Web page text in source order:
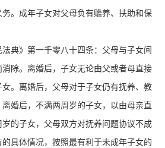
。成年子女对父母负有赡养、扶助和保
法典》第一千零八十四条：父母与子女间
除。离婚后，子女无论由父或者母直接
。离婚后，父母对于子女仍有抚养、教
婚后，不满两周岁的子女，以由母亲直
的子女，父母双方对抚养问题协议不成
具体情况，按照最有利于未成年子女的